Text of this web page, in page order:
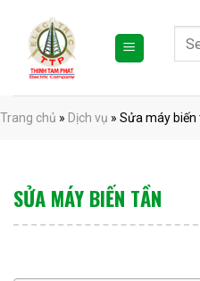
dung
Trang chủ » Dịch vụ » Sửa máy biến
SỬA MÁY BIẾN TẦN